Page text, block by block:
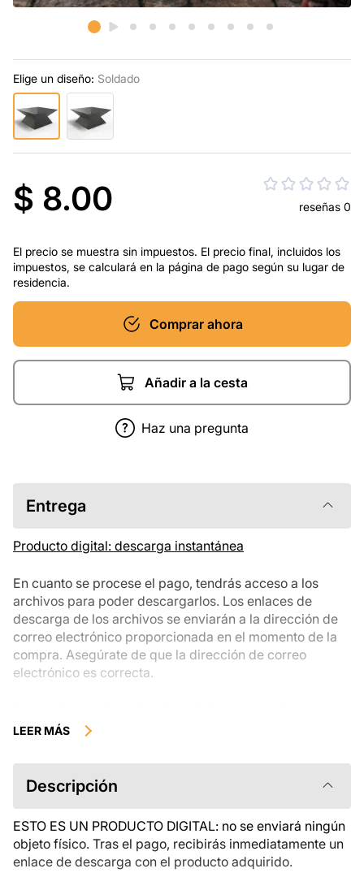
Elige un diseño: Soldado
$ 8.00 reseñas 0
El precio se muestra sin impuestos. El precio final, incluidos los
impuestos, se calculará en la página de pago según su lugar de
residencia.
Comprar ahora
Añadir a la cesta
Haz una pregunta
Entrega
Producto digital: descarga instantánea
En cuanto se procese el pago, tendrás acceso a los
archivos para poder descargarlos. Los enlaces de
descarga de los archivos se enviarán a la dirección de
correo electrónico proporcionada en el momento de la
compra. Asegúrate de que la dirección de correo
electrónico es correcta.
instantánea no se pueden devolver, cambiar ni cancelar
descripción del producto atentamente antes de
comprarlo y que te pongas en contacto con nosotros si
tienes alguna duda. Si tienes problemas con el pedido,
ponte en contacto directamente con el vendedor.
LEER MÁS
Descripción
ESTO ES UN PRODUCTO DIGITAL: no se enviará ningún
objeto físico. Tras el pago, recibirás inmediatamente un
enlace de descarga con el producto adquirido.